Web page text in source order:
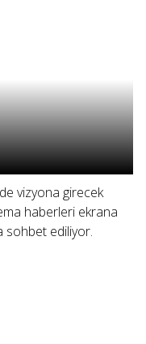
vizyona girecek
haberleri ekrana
sohbet ediliyor.